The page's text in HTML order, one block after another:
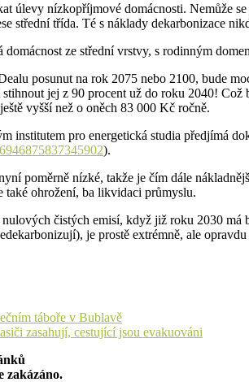
úlevy nízkopříjmové domácnosti. Nemůže
střední třída. Té s náklady dekarbonizace
domácnost ze střední vrstvy, s rodinným
posunut na rok 2075 nebo 2100, bude
jej z 90 procent už do roku 2040!
vyšší než o oněch 83 000 Kč ročně.
institutem pro energetická studia předjímá
).
poměrně nízké, takže je čím dále
také ohrožení, ba likvidaci průmyslu.
čistých emisí, když již roku 2030
je prostě extrémně, ale
táboře v Bublavě
zasahují, cestující jsou evakuováni
zakázáno.